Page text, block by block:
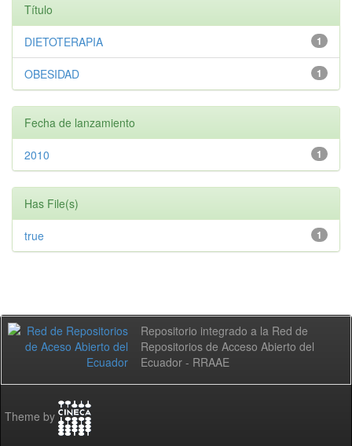
Título
1
DIETOTERAPIA
1
OBESIDAD
Fecha de lanzamiento
1
2010
Has File(s)
1
true
Repositorio integrado a la Red de
Repositorios de Acceso Abierto del
Ecuador - RRAAE
Theme by